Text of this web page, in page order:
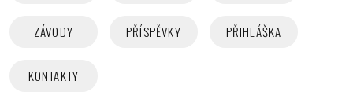
ZÁVODY PŘÍSPĚVKY PŘIHLÁŠKA
KONTAKTY